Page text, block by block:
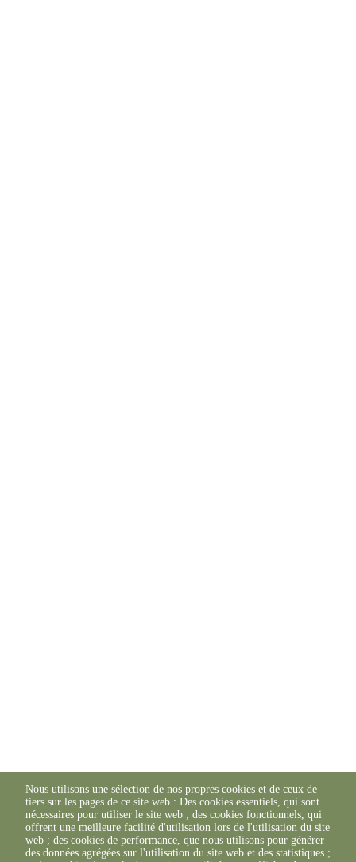
Nous utilisons une sélection de nos propres cookies et de ceux de
tiers sur les pages de ce site web : Des cookies essentiels, qui sont
nécessaires pour utiliser le site web ; des cookies fonctionnels, qui
offrent une meilleure facilité d'utilisation lors de l'utilisation du site
web ; des cookies de performance, que nous utilisons pour générer
des données agrégées sur l'utilisation du site web et des statistiques ;